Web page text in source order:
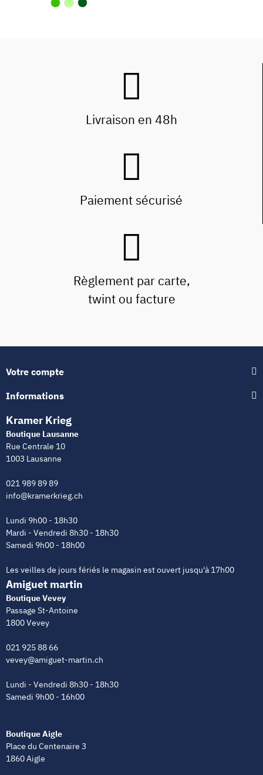
Livraison en 48h
Paiement sécurisé
Règlement par carte,
twint ou facture
Votre compte
Informations
Kramer Krieg
Boutique Lausanne
Rue Centrale 10
1003 Lausanne
021 989 89 89
info@kramerkrieg.ch
Lundi 9h00 - 18h30
Mardi - Vendredi 8h30 - 18h30
Samedi 9h00 - 18h00
Les veilles de jours fériés le magasin est ouvert jusqu'à 17h00
Amiguet martin
Boutique Vevey
Passage St-Antoine
1800 Vevey
021 925 88 66
vevey@amiguet-martin.ch
Lundi - Vendredi 8h30 - 18h30
Samedi 9h00 - 16h00
Boutique Aigle
Place du Centenaire 3
1860 Aigle